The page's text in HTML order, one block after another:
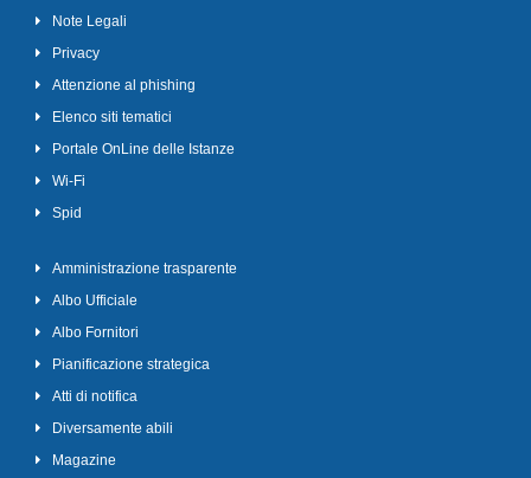
Note Legali
Privacy
Attenzione al phishing
Elenco siti tematici
Portale OnLine delle Istanze
Wi-Fi
Spid
Amministrazione trasparente
Albo Ufficiale
Albo Fornitori
Pianificazione strategica
Atti di notifica
Diversamente abili
Magazine